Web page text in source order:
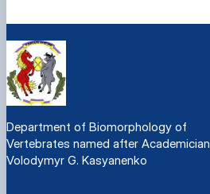
Department of Biomorphology of
Vertebrates named after Academician
Volodymyr G. Kasyanenko